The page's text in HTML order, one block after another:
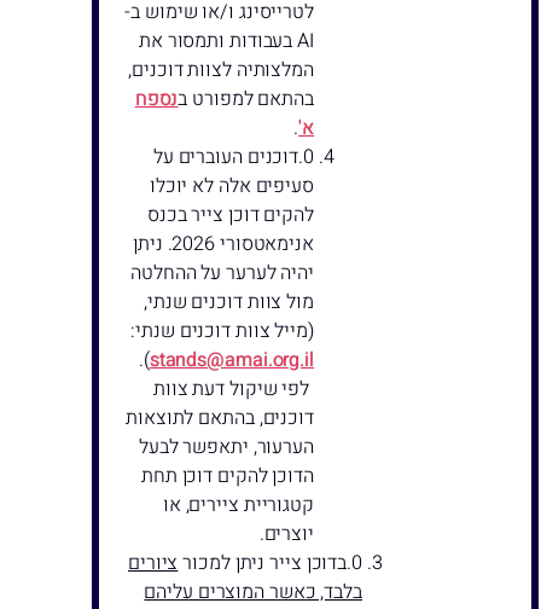
לטרייסינג ו/או שימוש ב-
AI בעבודות ותמסור את
המלצותיה לצוות דוכנים,
בהתאם למפורט בנספח
א'.
דוכנים העוברים על
סעיפים אלה לא יוכלו
להקים דוכן צייר בכנס
אנימאטסורי 2026. ניתן
יהיה לערער על ההחלטה
מול צוות דוכנים שנתי,
(מייל צוות דוכנים שנתי:
stands@amai.org.il
).
לפי שיקול דעת צוות
דוכנים, בהתאם לתוצאות
הערעור, יתאפשר לבעל
הדוכן להקים דוכן תחת
קטגוריית ציירים, או
יוצרים.
בדוכן צייר ניתן למכורציורים
בלבד, כאשר המוצרים עליהם